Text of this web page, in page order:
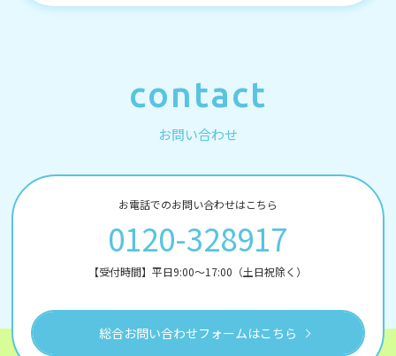
contact
お問い合わせ
お電話でのお問い合わせはこちら
0120-328917
【受付時間】平日9:00～17:00（土日祝除く）
総合お問い合わせフォームはこちら